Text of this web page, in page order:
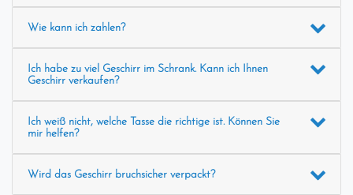
Wie kann ich zahlen?
Ich habe zu viel Geschirr im Schrank. Kann ich Ihnen
Geschirr verkaufen?
Ich weiß nicht, welche Tasse die richtige ist. Können Sie
mir helfen?
Wird das Geschirr bruchsicher verpackt?